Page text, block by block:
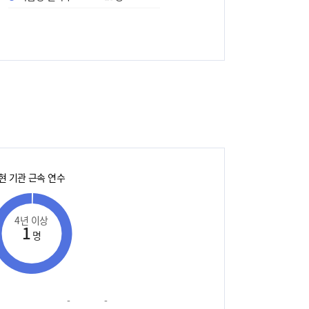
기관 근속 연수
4년 이상
1 명
-
-